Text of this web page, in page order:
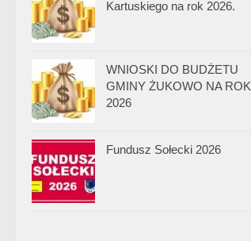
Kartuskiego na rok 2026.
WNIOSKI DO BUDŻETU
GMINY ŻUKOWO NA ROK
2026
Fundusz Sołecki 2026